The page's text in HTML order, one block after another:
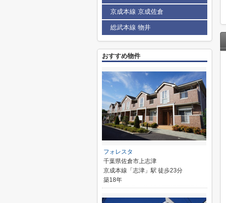
京成本線 京成佐倉
総武本線 物井
おすすめ物件
フォレスタ
千葉県佐倉市上志津
京成本線「志津」駅 徒歩23分
築18年